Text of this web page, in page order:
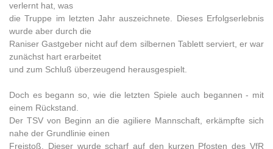
verlernt hat, was
die Truppe im letzten Jahr auszeichnete. Dieses Erfolgserlebnis
wurde aber durch die
Raniser Gastgeber nicht auf dem silbernen Tablett serviert, er war
zunächst hart erarbeitet
und zum Schluß überzeugend herausgespielt.
Doch es begann so, wie die letzten Spiele auch begannen - mit
einem Rückstand.
Der TSV von Beginn an die agiliere Mannschaft, erkämpfte sich
nahe der Grundlinie einen
Freistoß. Dieser wurde scharf auf den kurzen Pfosten des VfR